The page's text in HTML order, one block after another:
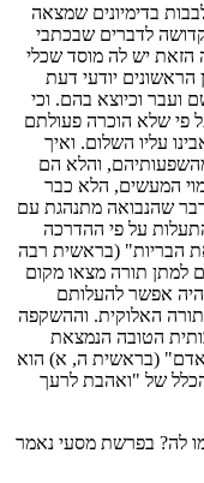
בדימיונים שמצאה
לדברים שבכתבי
הזאת יש לה מוסד שכלי
הראשונים יודעי דעת
ועבר וכיוצא בהם. וכי
פי שלא הוכרה פעולתם
עליו השלום. ואיך
והלא הם
המעשים, הלא כבר
שהנבואה מתנהגת עם
על פי ההדרכה
הבריות" (בראשית רבה
למתן תורה מצאו מקום
אפשר להעלותם
האלוקית. וההשקפה
הטובה הנמצאת
(בראשית ה, א) הוא
של "ואהבת לרעך
לה? בפרשת מסעי נאמר